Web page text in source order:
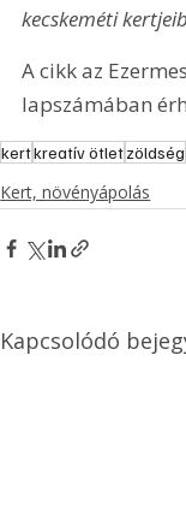
kecskeméti
A cikk az
lapszámában
kertkreatív ötletzöldség
Kert, növényápolás
Kapcsolódó